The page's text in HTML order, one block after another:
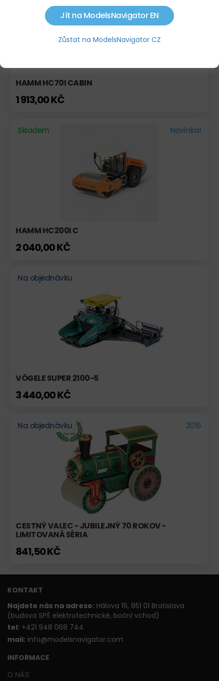
HAMM HC70I CABIN
1 913,00 KČ
Skladem Novinka!
HAMM HC200I C
2 040,00 KČ
Na objednávku
VÖGELE SUPER 2100-5
3 440,00 KČ
Na objednávku 2016
CESTNÝ VALEC - JUBILEJNÝ 70 ROKOV -
LIMITOVANÁ SÉRIA
841,50 KČ
KONTAKT
Najdete nás na adrese: Hálova 16, 851 01 Bratislava
(budova SPŠ elektrotechnické, boční vchod)
tel: +421 948 068 744
mail: info@modelsnavigator.com
INFORMACE
O NÁS
Jít na ModelsNavigator EN
Zůstat na ModelsNavigator CZ